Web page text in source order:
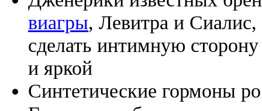
виагры, Левитра и
сделать интимную
и яркой
Синтетические гормоны